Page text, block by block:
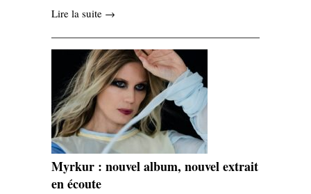
Lire la suite →
Myrkur : nouvel album, nouvel extrait
en écoute